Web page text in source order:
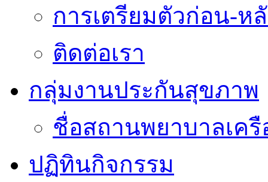
การเตรียมตัวก่อน-ห
ติดต่อเรา
กลุ่มงานประกันสุขภาพ
ชื่อสถานพยาบาลเค
ปฏิทินกิจกรรม